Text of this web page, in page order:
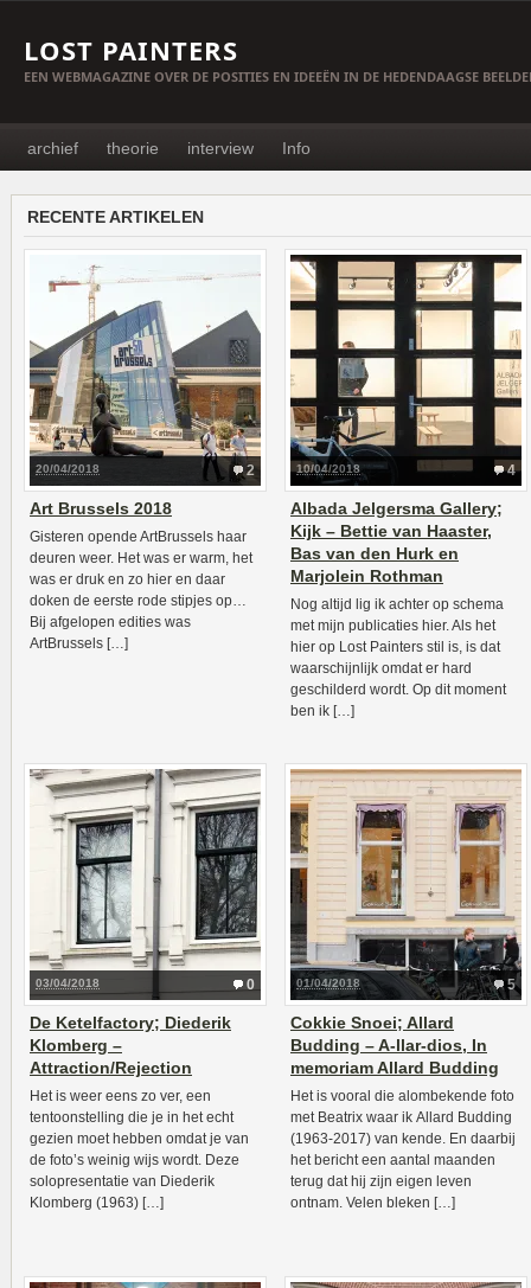
LOST PAINTERS
EEN WEBMAGAZINE OVER DE POSITIES EN IDEEËN IN DE HEDENDAAGSE
archief theorie interview Info
RECENTE ARTIKELEN
2
20/04/2018
Art Brussels 2018
Gisteren opende ArtBrussels haar
deuren weer. Het was er warm, het
was er druk en zo hier en daar
doken de eerste rode stipjes op…
Bij afgelopen edities was
ArtBrussels […]
4
10/04/2018
Albada Jelgersma Gallery;
Kijk – Bettie van Haaster,
Bas van den Hurk en
Marjolein Rothman
Nog altijd lig ik achter op schema
met mijn publicaties hier. Als het
hier op Lost Painters stil is, is dat
waarschijnlijk omdat er hard
geschilderd wordt. Op dit moment
ben ik […]
0
03/04/2018
De Ketelfactory; Diederik
Klomberg –
Attraction/Rejection
Het is weer eens zo ver, een
tentoonstelling die je in het echt
gezien moet hebben omdat je van
de foto’s weinig wijs wordt. Deze
solopresentatie van Diederik
Klomberg (1963) […]
5
01/04/2018
Cokkie Snoei; Allard
Budding – A-llar-dios, In
memoriam Allard Budding
Het is vooral die alombekende foto
met Beatrix waar ik Allard Budding
(1963-2017) van kende. En daarbij
het bericht een aantal maanden
terug dat hij zijn eigen leven
ontnam. Velen bleken […]